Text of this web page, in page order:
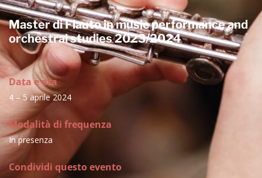
Master di Flauto in music performance and
orchestral studies 2023/2024
Data e ora
4 – 5 aprile 2024
Modalità di frequenza
In presenza
Condividi questo evento